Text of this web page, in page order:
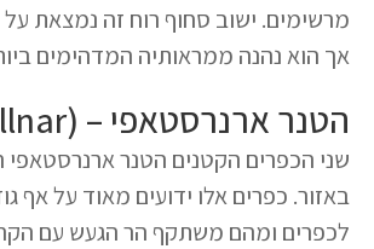
אך הוא נהנה ממראותיה המדהימים
הטנר ארנרסטאפי – (Arnarstapi & Hellnar)
שני הכפרים הקטנים הטנר ארנרסטאפי
באזור. כפרים אלו ידועים מאוד על אף
לכפרים ומהם משתקף הר הגעש עם